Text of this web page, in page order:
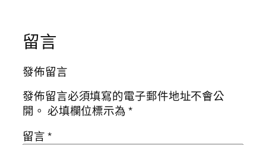
留言
發佈留言
發佈留言必須填寫的電子郵件地址不會公
開。 必填欄位標示為*
留言*